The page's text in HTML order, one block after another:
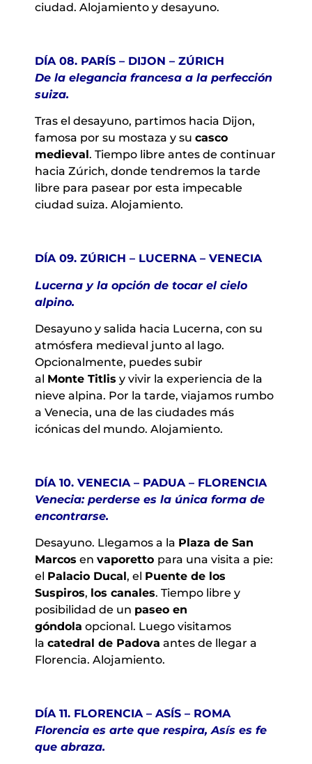
ciudad. Alojamiento y desayuno.
DÍA 08. PARÍS – DIJON – ZÚRICH
De la elegancia francesa a la perfección
suiza.
Tras el desayuno, partimos hacia Dijon,
famosa por su mostaza y su casco
medieval. Tiempo libre antes de continuar
hacia Zúrich, donde tendremos la tarde
libre para pasear por esta impecable
ciudad suiza. Alojamiento.
DÍA 09. ZÚRICH – LUCERNA – VENECIA
Lucerna y la opción de tocar el cielo
alpino.
Desayuno y salida hacia Lucerna, con su
atmósfera medieval junto al lago.
Opcionalmente, puedes subir
al Monte Titlis y vivir la experiencia de la
nieve alpina. Por la tarde, viajamos rumbo
a Venecia, una de las ciudades más
icónicas del mundo. Alojamiento.
DÍA 10. VENECIA – PADUA – FLORENCIA
Venecia: perderse es la única forma de
encontrarse.
Desayuno. Llegamos a la Plaza de San
Marcos en vaporetto para una visita a pie:
el Palacio Ducal, el Puente de los
Suspiros, los canales. Tiempo libre y
posibilidad de un paseo en
góndola opcional. Luego visitamos
la catedral de Padova antes de llegar a
Florencia. Alojamiento.
DÍA 11. FLORENCIA – ASÍS – ROMA
Florencia es arte que respira, Asís es fe
que abraza.